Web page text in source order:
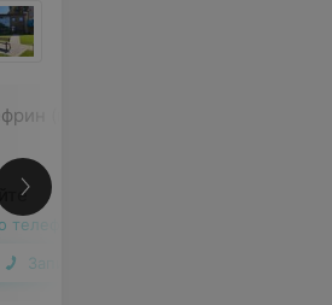
(плазма)
телефону
Записаться